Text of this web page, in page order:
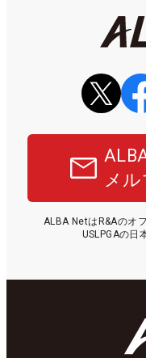
メ
ALBA NetはR&Aのオ
USLPGAの日